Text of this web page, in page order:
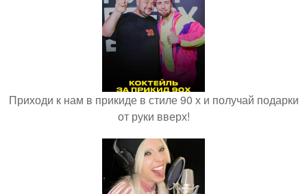
Приходи к нам в прикиде в стиле 90 х и получай подарки
от руки вверх!